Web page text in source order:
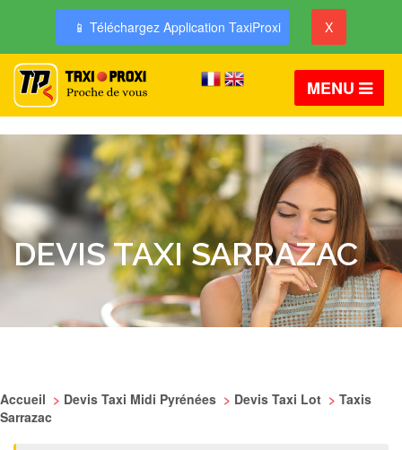
📱 Téléchargez Application TaxiProxi X
MENU
DEVIS TAXI SARRAZAC
Accueil > Devis Taxi Midi Pyrénées > Devis Taxi Lot > Taxis
Sarrazac